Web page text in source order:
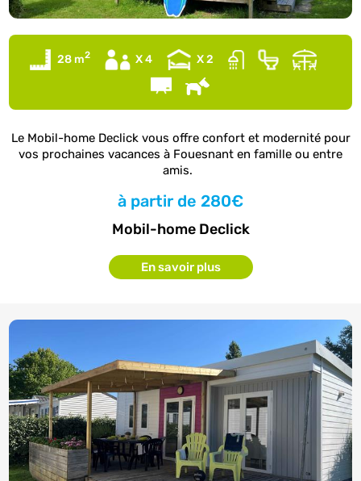
28 m2 X 4 X 2
Le Mobil-home Declick vous offre confort et modernité pour
vos prochaines vacances à Fouesnant en famille ou entre
amis.
à partir de 280€
Mobil-home Declick
En savoir plus